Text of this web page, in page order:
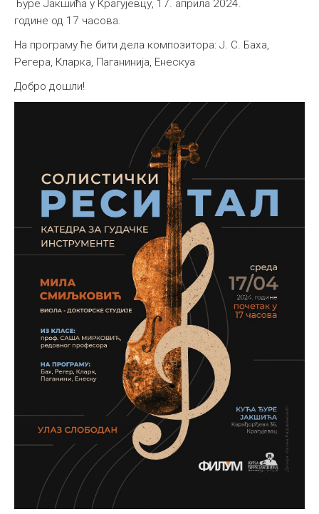
Ђуре Јакшића у Крагујевцу, 17. априла 2024.
године од 17 часова.
На програму ће бити дела композитора: Ј. С. Баха,
Регера, Кларка, Паганинија, Енескуа
Добро дошли!